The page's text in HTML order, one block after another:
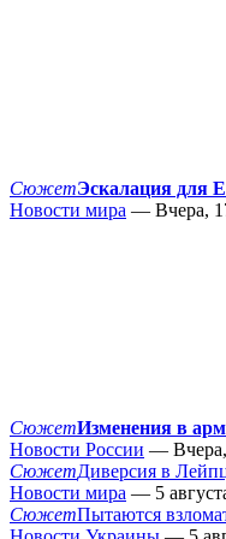
СюжетЭскалация для
Новости мира — Вчера,
СюжетИзменения в
Новости России —
СюжетДиверсия в
Новости мира — 5
СюжетПытаются